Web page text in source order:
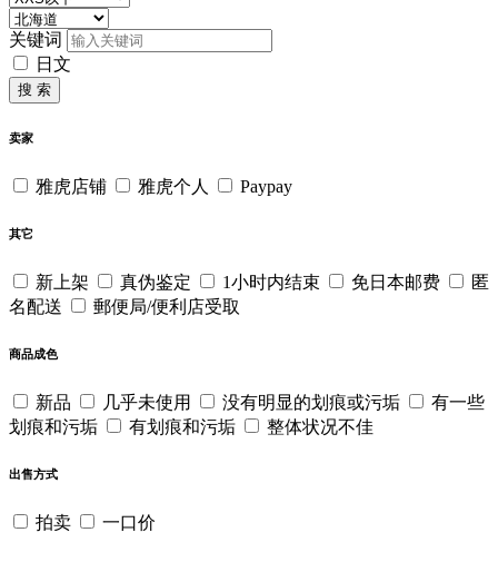
关键词
日文
搜 索
卖家
雅虎店铺 雅虎个人 Paypay
其它
新上架 真伪鉴定 1小时内结束 免日本邮费
匿
名配送
郵便局/便利店受取
商品成色
新品 几乎未使用 没有明显的划痕或污垢
有一些
划痕和污垢
有划痕和污垢 整体状况不佳
出售方式
拍卖 一口价